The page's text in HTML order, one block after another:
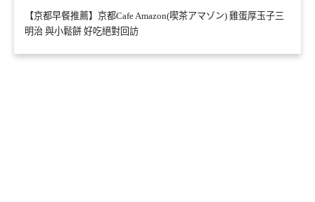
【京都早餐推薦】京都Cafe Amazon(喫茶アマゾン) 雞蛋厚玉子三
明治 與小鬆餅 好吃絕對回訪